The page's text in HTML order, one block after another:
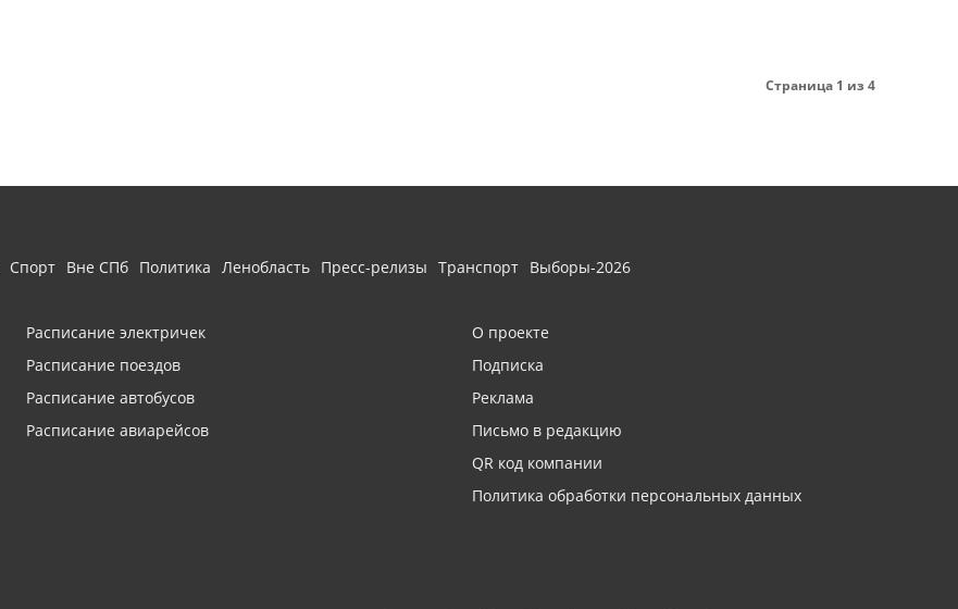
Страница 1 из 4
Спорт Вне СПб Политика Ленобласть Пресс-релизы Транспорт Выборы-2026
Расписание электричек
Расписание поездов
Расписание автобусов
Расписание авиарейсов
О проекте
Подписка
Реклама
Письмо в редакцию
QR код компании
Политика обработки персональных данных